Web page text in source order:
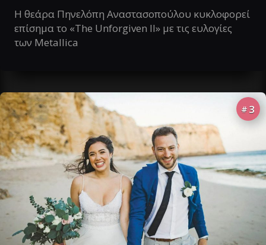
Η θεάρα Πηνελόπη Αναστασοπούλου κυκλοφορεί
επίσημα το «The Unforgiven II» με τις ευλογίες
των Metallica
# 3